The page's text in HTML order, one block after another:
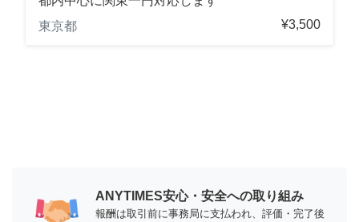
東京都
¥3,500
ANYTIMES安心・安全への取り組み
報酬は取引前に事務局に支払われ、評価・完了後